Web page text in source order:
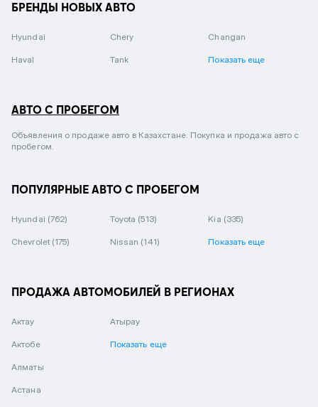
БРЕНДЫ НОВЫХ АВТО
Hyundai Chery Changan
Haval Tank Показать еще
АВТО С ПРОБЕГОМ
Объявления о продаже авто в Казахстане. Покупка и продажа авто с
пробегом.
ПОПУЛЯРНЫЕ АВТО С ПРОБЕГОМ
Hyundai (762) Toyota (513) Kia (335)
Chevrolet (175) Nissan (141) Показать еще
ПРОДАЖА АВТОМОБИЛЕЙ В РЕГИОНАХ
Актау
Актобе
Алматы
Астана
Атырау
Показать еще